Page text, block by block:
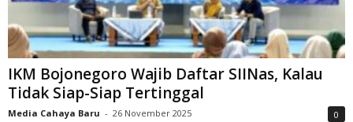
IKM Bojonegoro Wajib Daftar SIINas, Kalau
Tidak Siap-Siap Tertinggal
Media Cahaya Baru - 26 November 2025 0